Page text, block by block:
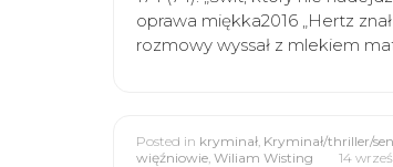
oprawa miękka2016 „Hertz
rozmowy wyssał z mlekiem
Posted in kryminał, Kryminał/thriller/
więźniowie, Wiliam Wisting 14